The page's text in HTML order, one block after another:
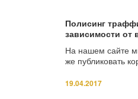
Полисинг
зависимости от
На нашем сайте
же публиковать
19.04.2017